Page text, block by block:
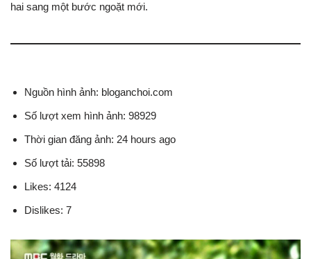
hai sang một bước ngoặt mới.
Nguồn hình ảnh: bloganchoi.com
Số lượt xem hình ảnh: 98929
Thời gian đăng ảnh: 24 hours ago
Số lượt tải: 55898
Likes: 4124
Dislikes: 7